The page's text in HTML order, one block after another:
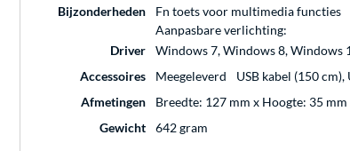
Bijzonderheden
Fn toets voor multimedia functies
Aanpasbare verlichting:
Driver
Windows 7, Windows 8, Windows
Accessoires
Meegeleverd
USB kabel (150
Afmetingen
Breedte: 127 mm x Hoogte: 35
Gewicht
642 gram